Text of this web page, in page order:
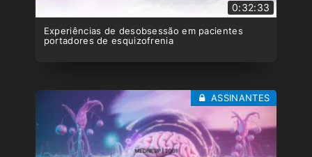
0:32:33
Experiências de desobsessão em pacientes
portadores de esquizofrenia
ASSINANTES